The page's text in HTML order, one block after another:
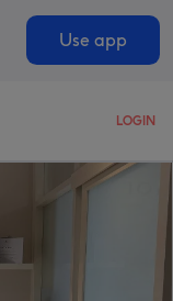
Use app
LOGIN